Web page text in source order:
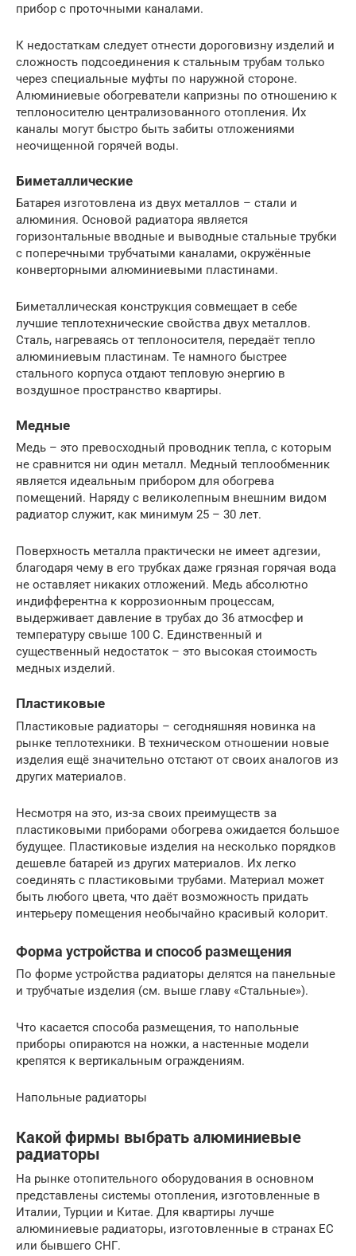
прибор с проточными каналами.
К недостаткам следует отнести дороговизну изделий и
сложность подсоединения к стальным трубам только
через специальные муфты по наружной стороне.
Алюминиевые обогреватели капризны по отношению к
теплоносителю централизованного отопления. Их
каналы могут быстро быть забиты отложениями
неочищенной горячей воды.
Биметаллические
Батарея изготовлена из двух металлов – стали и
алюминия. Основой радиатора является
горизонтальные вводные и выводные стальные трубки
с поперечными трубчатыми каналами, окружённые
конверторными алюминиевыми пластинами.
Биметаллическая конструкция совмещает в себе
лучшие теплотехнические свойства двух металлов.
Сталь, нагреваясь от теплоносителя, передаёт тепло
алюминиевым пластинам. Те намного быстрее
стального корпуса отдают тепловую энергию в
воздушное пространство квартиры.
Медные
Медь – это превосходный проводник тепла, с которым
не сравнится ни один металл. Медный теплообменник
является идеальным прибором для обогрева
помещений. Наряду с великолепным внешним видом
радиатор служит, как минимум 25 – 30 лет.
Поверхность металла практически не имеет адгезии,
благодаря чему в его трубках даже грязная горячая вода
не оставляет никаких отложений. Медь абсолютно
индифферентна к коррозионным процессам,
выдерживает давление в трубах до 36 атмосфер и
температуру свыше 100 С. Единственный и
существенный недостаток – это высокая стоимость
медных изделий.
Пластиковые
Пластиковые радиаторы – сегодняшняя новинка на
рынке теплотехники. В техническом отношении новые
изделия ещё значительно отстают от своих аналогов из
других материалов.
Несмотря на это, из-за своих преимуществ за
пластиковыми приборами обогрева ожидается большое
будущее. Пластиковые изделия на несколько порядков
дешевле батарей из других материалов. Их легко
соединять с пластиковыми трубами. Материал может
быть любого цвета, что даёт возможность придать
интерьеру помещения необычайно красивый колорит.
Форма устройства и способ размещения
По форме устройства радиаторы делятся на панельные
и трубчатые изделия (см. выше главу «Стальные»).
Что касается способа размещения, то напольные
приборы опираются на ножки, а настенные модели
крепятся к вертикальным ограждениям.
Напольные радиаторы
Какой фирмы выбрать алюминиевые
радиаторы
На рынке отопительного оборудования в основном
представлены системы отопления, изготовленные в
Италии, Турции и Китае. Для квартиры лучше
алюминиевые радиаторы, изготовленные в странах ЕС
или бывшего СНГ.